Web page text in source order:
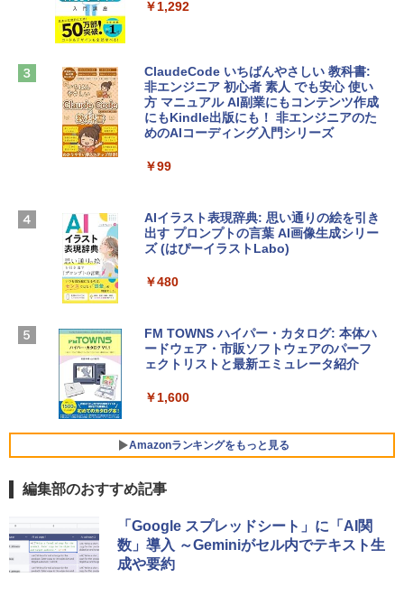
tomtoc 360°保護 15.6 16インチ パソコ
￥2,952
Apple 2026 MacBook Air M5チップ搭載
13インチノートブック：AIとApple Intell
スプレイ、16GBユニファイドメモリ、1
D - ミッドナイト
￥278,800
SSD インテル Core 5
￥129,800
Core i5/16GB/SSD 512GB/ホワイト) FM
VWK3E15W_AZ
￥139,880
インゲームコード】 ロブロックス |オン
Robloxギフトカード - 2,000 Robux 【限
定バーチャルアイテムを含む】 【オンラ
インゲームコード】 ロブロックス | オン
Microsoft Office Home & Business 202
4(最新 永続版)|オンラインコード版|Wind
Windows版 | Minecraft (マインクラフ
ト): Java & Bedrock Edition | オンライ
￥1,292
ClaudeCode いちばんやさしい 教科書:
非エンジニア 初心者 素人 でも安心 使い
方 マニュアル AI副業にもコンテンツ作成
にもKindle出版にも！ 非エンジニアのた
めのAIコーディング入門シリーズ
￥99
AIイラスト表現辞典: 思い通りの絵を引き
出す プロンプトの言葉 AI画像生成シリー
ズ (はぴーイラストLabo)
￥480
FM TOWNS ハイパー・カタログ: 本体ハ
ードウェア・市販ソフトウェアのパーフ
ェクトリストと最新エミュレータ紹介
￥1,600
Amazonランキングをもっと見る
Amazon Kindle - 目に優しい、かさばら
ない、大きな画面で読みやすい、6週間持
続バッテリー、6インチディスプレイ電子
書籍リーダー、マッチャ、16GB、広告な
編集部のおすすめ記事
「Google スプレッドシート」に「AI関
数」導入 ～Geminiがセル内でテキスト生
成や要約